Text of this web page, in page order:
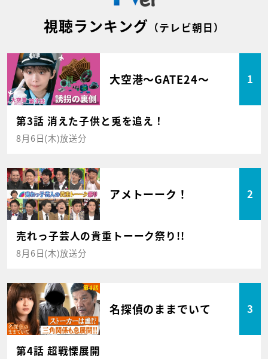
視聴ランキング （テレビ朝日）
大空港～GATE24～ 1
第3話 消えた子供と兎を追え！
8月6日(木)放送分
アメトーーク！ 2
売れっ子芸人の貴重トーーク祭り!!
8月6日(木)放送分
名探偵のままでいて 3
第4話 超戦慄展開